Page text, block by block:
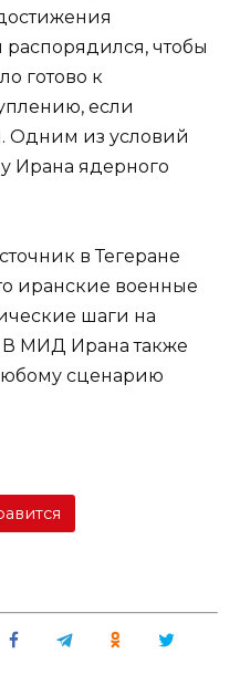
чтобы
готово к
если
Одним из условий
у Ирана ядерного
в Тегеране
иранские военные
шаги на
В МИД Ирана также
сценарию